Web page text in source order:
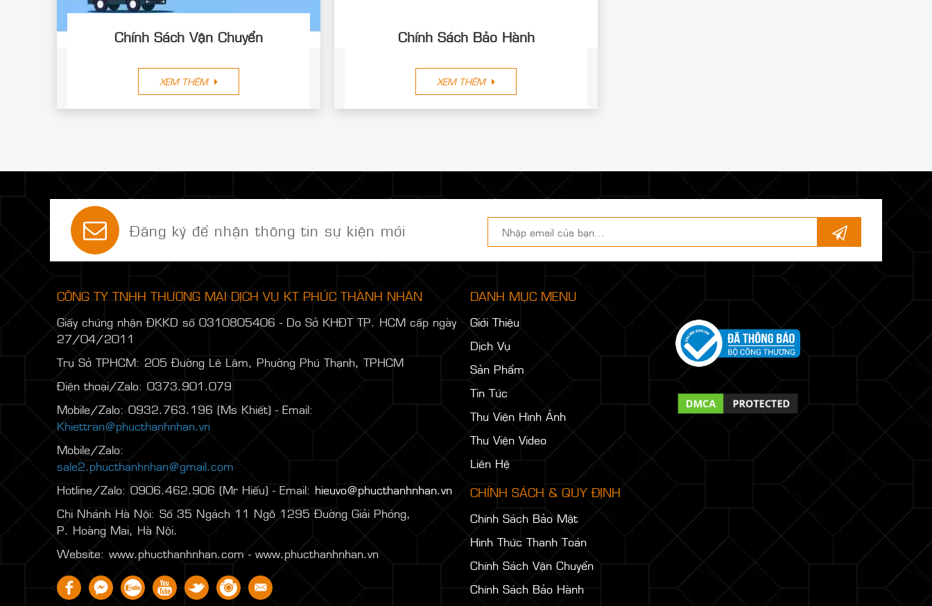
Chính Sách Vận Chuyển
XEM THÊM
Chính Sách Bảo Hành
XEM THÊM
Đăng ký để nhận thông tin sự kiện mới
CÔNG TY TNHH THƯƠNG MẠI DỊCH VỤ KT PHÚC THÀNH NHÂN
Giấy chứng nhận ĐKKD số 0310805406 - Do Sở KHĐT TP. HCM cấp ngày
27/04/2011
Trụ Sở TPHCM: 205 Đường Lê Lâm, Phường Phú Thạnh, TPHCM
Điện thoại/Zalo: 0373.901.079
Mobile/Zalo: 0932.763.196 (Ms Khiết) - Email:
Khiettran@phucthanhnhan.vn
Mobile/Zalo:
0986.272.500
(Mr Đăng) - Email:
sale2.phucthanhnhan@gmail.com
Hotline/Zalo: 0906.462.906 (Mr Hiếu) - Email: hieuvo@phucthanhnhan.vn
Chi Nhánh Hà Nội: Số 35 Ngách 11 Ngõ 1295 Đường Giải Phóng,
P. Hoàng Mai, Hà Nội.
Website: www.phucthanhnhan.com - www.phucthanhnhan.vn
DANH MỤC MENU
Giới Thiệu
Dịch Vụ
Sản Phẩm
Tin Tức
Thư Viện Hình Ảnh
Thư Viện Video
Liên Hệ
CHÍNH SÁCH & QUY ĐỊNH
Chính Sách Bảo Mật
Hình Thức Thanh Toán
Chính Sách Vận Chuyển
Chính Sách Bảo Hành